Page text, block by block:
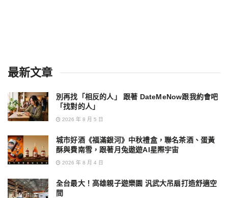
最新文章
別再找「相反的人」 跟著 DateMeNow跟我約會吧
「找對的人」
2026 年 8 月 5 日
城市好酒《福滿銀河》中秋禮盒，聯名茶酒、蛋黃
酥與費南雪，跟著月兔遨遊AI星際宇宙
2026 年 8 月 4 日
全台最大！高雄親子遊樂園 汎武大吊扇打造舒適空
間